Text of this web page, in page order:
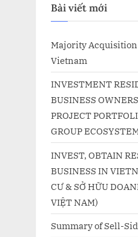
Bài viết mới
Majority
Vietnam
INVESTMENT
BUSINESS
PROJECT
GROUP
INVEST, OBTAIN
BUSINESS IN
CƯ & SỞ HỮU
VIỆT NAM)
Summary of Sell-